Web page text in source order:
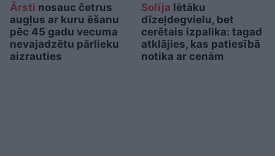
Ārsti nosauc četrus
augļus ar kuru ēšanu
pēc 45 gadu vecuma
nevajadzētu pārlieku
aizrauties
Solīja lētāku
dīzeļdegvielu, bet
cerētais izpalika: tagad
atklājies, kas patiesībā
notika ar cenām